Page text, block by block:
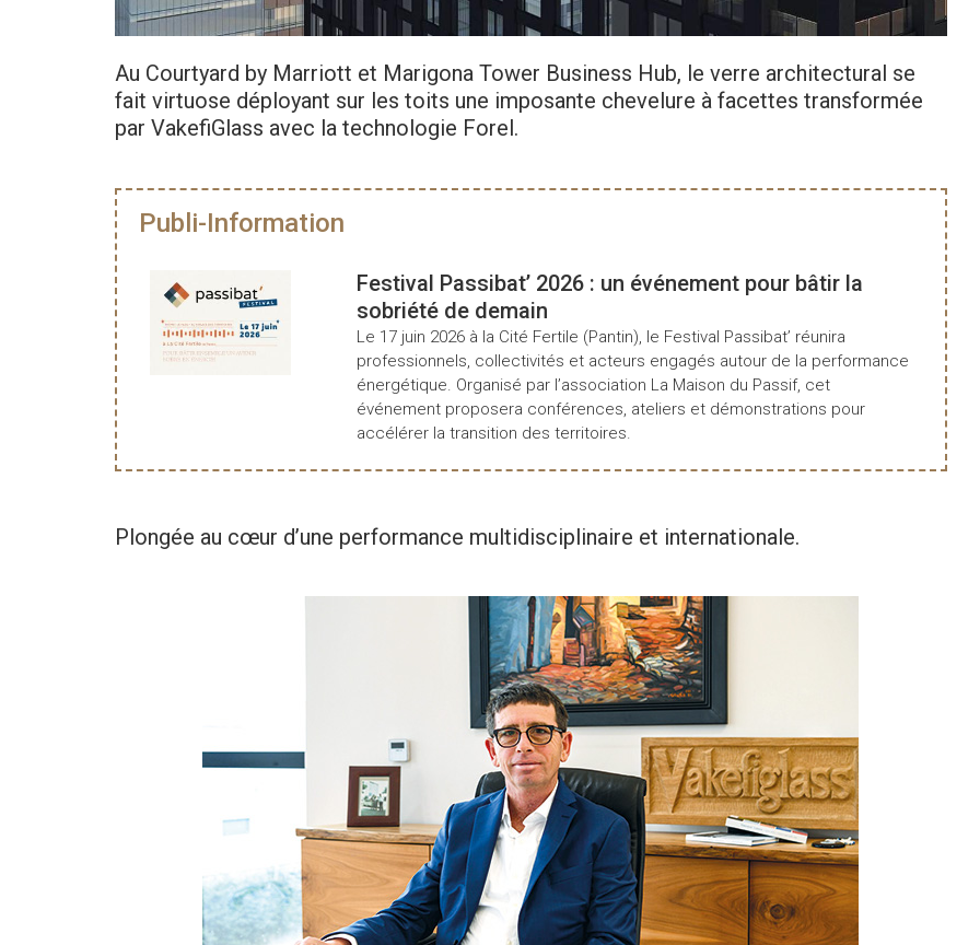
Au Courtyard by Marriott et Marigona Tower Business Hub, le verre architectural se
fait virtuose déployant sur les toits une imposante chevelure à facettes transformée
par VakefiGlass avec la technologie Forel.
Publi-Information
Festival Passibat’ 2026 : un événement pour bâtir la
sobriété de demain
Le 17 juin 2026 à la Cité Fertile (Pantin), le Festival Passibat’ réunira
professionnels, collectivités et acteurs engagés autour de la performance
énergétique. Organisé par l’association La Maison du Passif, cet
événement proposera conférences, ateliers et démonstrations pour
accélérer la transition des territoires.
Plongée au cœur d’une performance multidisciplinaire et internationale.